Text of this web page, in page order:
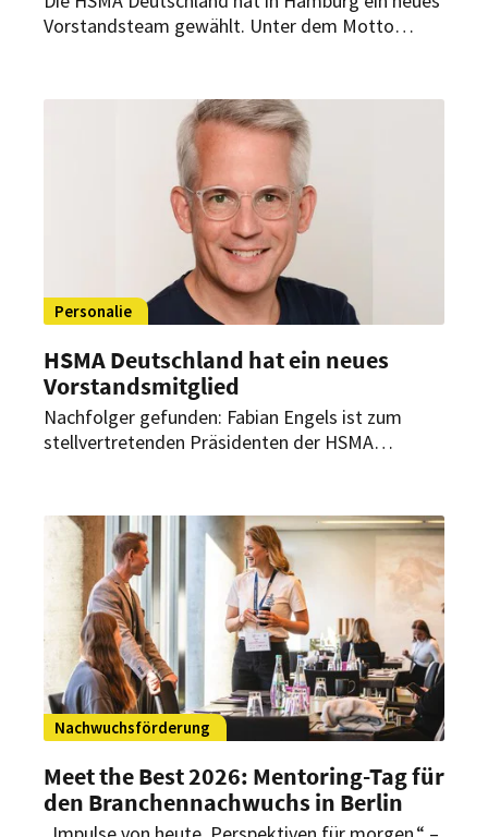
Vorstandsteam gewählt. Unter dem Motto
Nachwuchsförderung weiter ausbauen.
Personalie
HSMA Deutschland hat ein neues
Vorstandsmitglied
Nachfolger gefunden: Fabian Engels ist zum
stellvertretenden Präsidenten der HSMA
Jahren sein Amt niedergelegt hat.
Nachwuchsförderung
Meet the Best 2026: Mentoring-Tag für
den Branchennachwuchs in Berlin